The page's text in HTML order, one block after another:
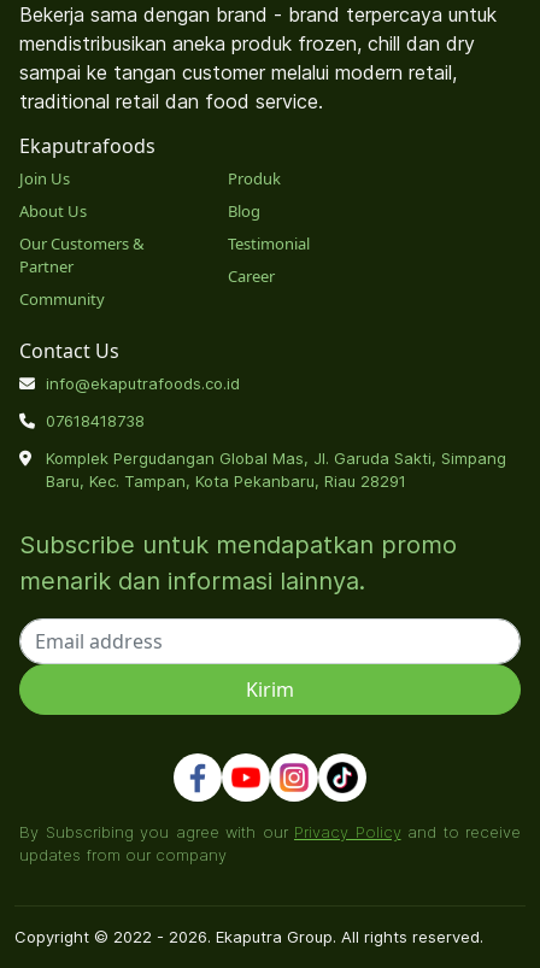
Bekerja sama dengan brand - brand terpercaya untuk
mendistribusikan aneka produk frozen, chill dan dry
sampai ke tangan customer melalui modern retail,
traditional retail dan food service.
Ekaputrafoods
Join Us
About Us
Our Customers &
Partner
Community
Produk
Blog
Testimonial
Career
Contact Us
info@ekaputrafoods.co.id
07618418738
Komplek Pergudangan Global Mas, Jl. Garuda Sakti, Simpang
Baru, Kec. Tampan, Kota Pekanbaru, Riau 28291
Subscribe untuk mendapatkan promo
menarik dan informasi lainnya.
By Subscribing you agree with our Privacy Policyand to receive
updates from our company
Copyright © 2022 - 2026. Ekaputra Group. All rights reserved.